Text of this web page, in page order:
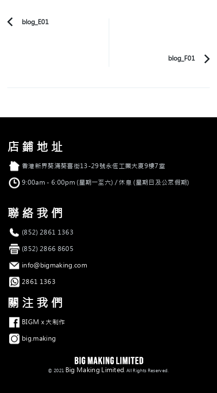
PostPrevious
blog_E01
blog_F01
店鋪地址
店舖地址香港新界葵涌葵喜街13-29號永恆工業大廈9樓7室
營業時間9:00am - 6:00pm (星期一至六) / 休息 (星期日及公眾假期)
聯絡我們
電話 (852) 2861 1363
傳真 (852) 2866 8605
電郵 info@bigmaking.com
Whatsapp
2861 1363
關注我們
Facebook
BIGM x 大制作
Instagram
big.making
© 2021 Big Making Limited. All Rights Reserved.